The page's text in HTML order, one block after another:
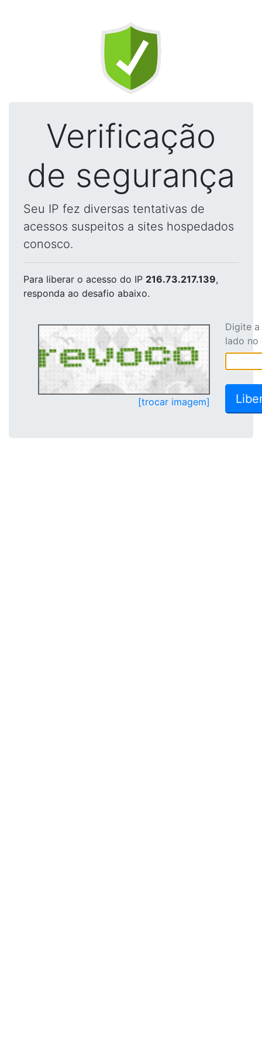
Verificação
de segurança
Seu IP fez diversas tentativas de
acessos suspeitos a sites hospedados
conosco.
Para liberar o acesso do IP 216.73.217.139,
responda ao desafio abaixo.
[trocar imagem]
Digite
lado no